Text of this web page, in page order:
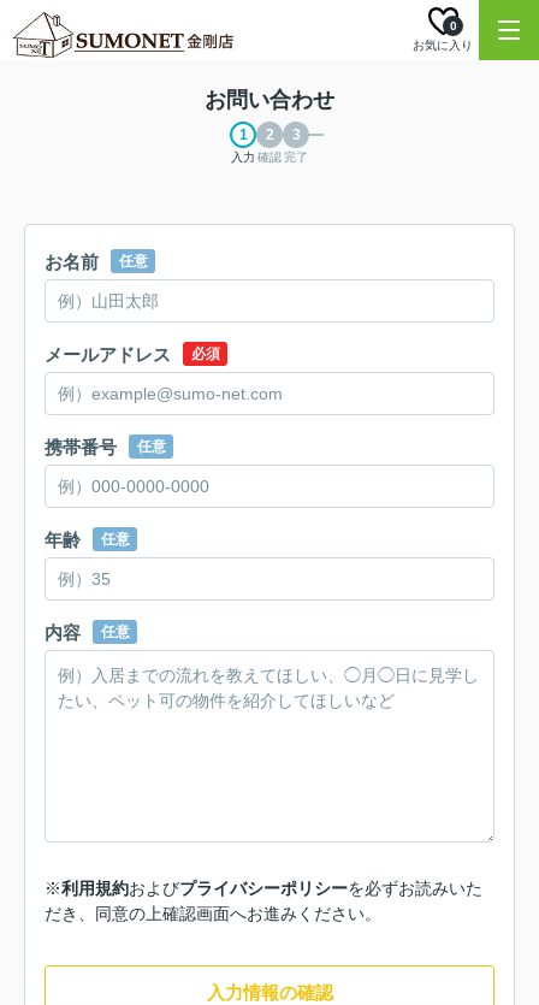
お気に入り
0
お問い合わせ
入力 確認完了
お名前 任意
メールアドレス 必須
携帯番号 任意
年齢 任意
内容 任意
※利用規約およびプライバシーポリシーを必ずお読みいた
だき、同意の上確認画面へお進みください。
入力情報の確認